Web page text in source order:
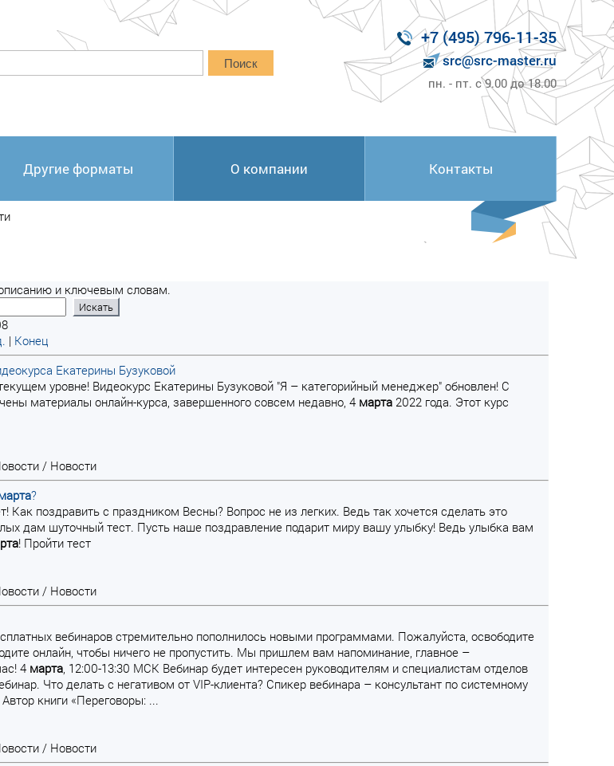
Поиск
+7 (495) 796-11-35
src@src-master.ru
пн. - пт. с 9.00 до 18.00
Другие форматы О компании Контакты
и ключевым словам.
| Конец
Екатерины Бузуковой
уровне! Видеокурс Екатерины Бузуковой "Я – категорийный менеджер" обновлен! С
материалы онлайн-курса, завершенного совсем недавно, 4 марта 2022 года. Этот курс
/ Новости
?
Как поздравить с праздником Весны? Вопрос не из легких. Ведь так хочется сделать это
дам шуточный тест. Пусть наше поздравление подарит миру вашу улыбку! Ведь улыбка вам
! Пройти тест
/ Новости
вебинаров стремительно пополнилось новыми программами. Пожалуйста, освободите
онлайн, чтобы ничего не пропустить. Мы пришлем вам напоминание, главное –
4 марта, 12:00-13:30 МСК Вебинар будет интересен руководителям и специалистам отделов
Что делать с негативом от VIP-клиента? Спикер вебинара – консультант по системному
книги «Переговоры: ...
/ Новости